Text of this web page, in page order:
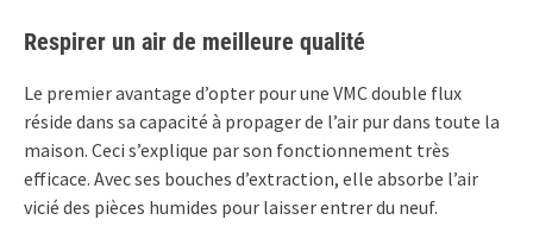
Respirer un air de meilleure qualité
Le premier avantage d’opter pour une VMC double flux
réside dans sa capacité à propager de l’air pur dans toute la
maison. Ceci s’explique par son fonctionnement très
efficace. Avec ses bouches d’extraction, elle absorbe l’air
vicié des pièces humides pour laisser entrer du neuf.